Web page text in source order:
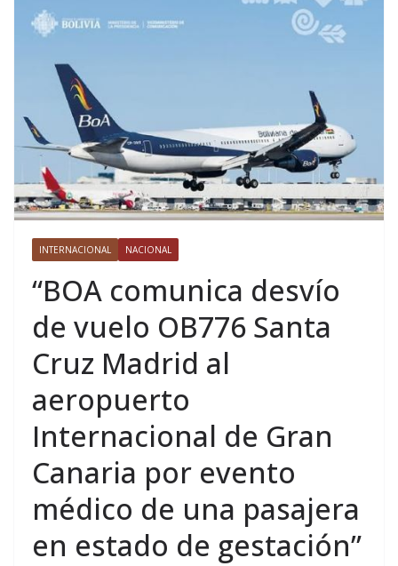
INTERNACIONAL NACIONAL
“BOA comunica desvío
de vuelo OB776 Santa
Cruz Madrid al
aeropuerto
Internacional de Gran
Canaria por evento
médico de una pasajera
en estado de gestación”